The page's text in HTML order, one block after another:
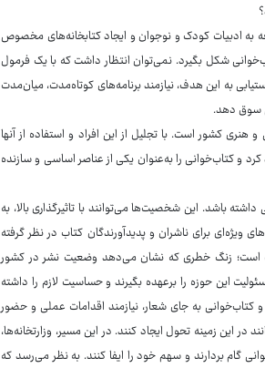
به ادبیات کودک و نوجوان و ایجاد کتابخانه‌های مخصوص
شکل بگیرد. نمی‌توان انتظار داشت که با یک فرمول
به این هدف، نیازمند برنامه‌های کوتاه‌مدت، میان‌مدت
سوق دهد.
کشور است. با تجلیل از این افراد و استفاده از آنها
و کتاب‌خوانی را به‌عنوان یکی از عناصر اساسی و سازنده
باشد. این شخصیت‌ها می‌توانند با تاثیرگذاری بالا، به
ویژه‌ای برای ناشران و پدیدآورندگان کتاب در نظر گرفته
است؛ زنگ خطری که نشان می‌دهد وضعیت نشر در کشور
این حوزه را برعهده بگیرند و حساسیت لازم را داشته
کتاب‌خوانی به جای شعار، نیازمند اقدامات عملی و حضور
زمینه تحول ایجاد کنند. در این مسیر، وزارتخانه‌ها،
گام بردارند و سهم خود را ایفا کنند. به نظر می‌رسد که